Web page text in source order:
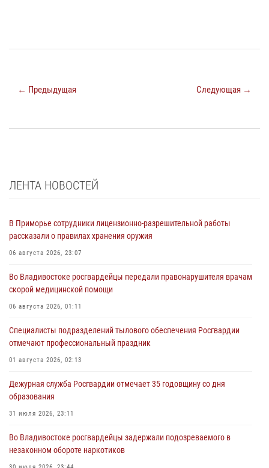
← Предыдущая Следующая →
ЛЕНТА НОВОСТЕЙ
В Приморье сотрудники лицензионно-разрешительной работы
рассказали о правилах хранения оружия
06 августа 2026, 23:07
Во Владивостоке росгвардейцы передали правонарушителя врачам
скорой медицинской помощи
06 августа 2026, 01:11
Специалисты подразделений тылового обеспечения Росгвардии
отмечают профессиональный праздник
01 августа 2026, 02:13
Дежурная служба Росгвардии отмечает 35 годовщину со дня
образования
31 июля 2026, 23:11
Во Владивостоке росгвардейцы задержали подозреваемого в
незаконном обороте наркотиков